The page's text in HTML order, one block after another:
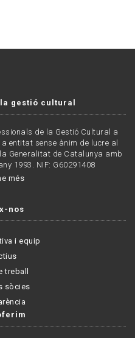
gestió cultural
de la Gestió Cultural a
entitat sense ànim de lucre al
Generalitat de Catalunya amb
1993. NIF: G60291408
més
nos
i equip
treball
sòcies